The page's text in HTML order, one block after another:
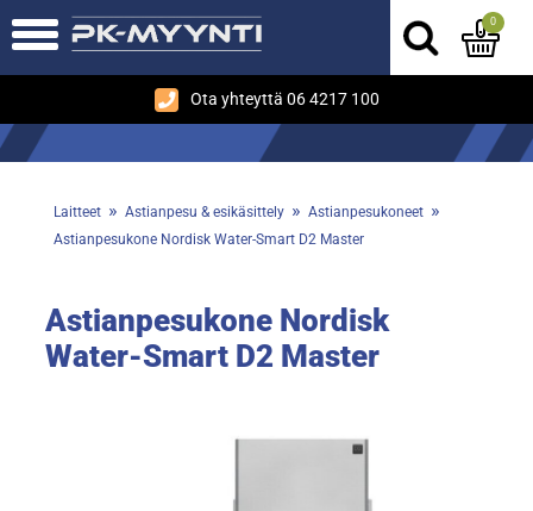
Ota yhteyttä 06 4217 100
0
Laitteet » Astianpesu & esikäsittely » Astianpesukoneet »
Astianpesukone Nordisk Water-Smart D2 Master
Astianpesukone Nordisk
Water-Smart D2 Master